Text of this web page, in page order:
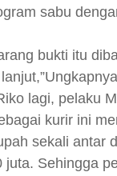
sabu
bukti itu
lagi, pelaku
kurir ini
sekali antar
juta. Sehingga